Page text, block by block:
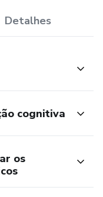
Detalhes
cognitiva
os